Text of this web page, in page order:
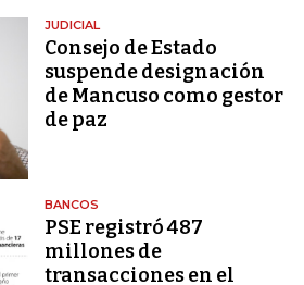
JUDICIAL
Consejo de Estado
suspende designación
de Mancuso como gestor
de paz
BANCOS
PSE registró 487
millones de
transacciones en el